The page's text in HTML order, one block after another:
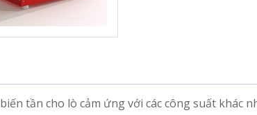
tần cho lò cảm ứng với các công suất khác